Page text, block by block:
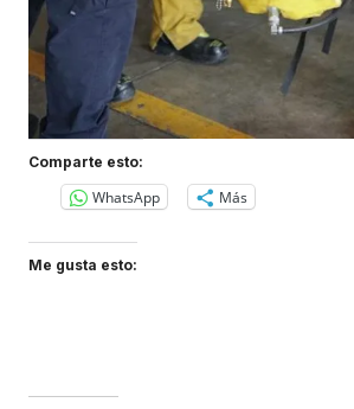
Comparte esto:
WhatsApp Más
Me gusta esto: